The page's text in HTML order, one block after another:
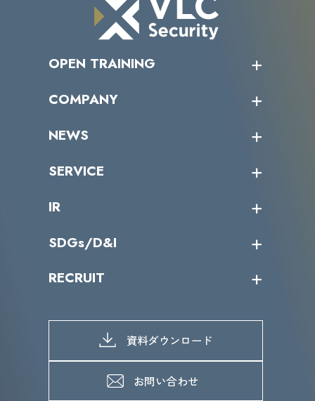
OPEN TRAINING
受講者の声
COMPANY
トップメッセージ
ミッション／ビジョン
パートナー企業一覧
NEWS
サイバーニュース
SERVICE
カテゴリー別サービス一覧
IR
IRカレンダー
IRライブラリー
よくあるご質問
SDGs/D&I
当グループのマテリアリティ
SDGs推進体制
D&Iの取り組み
RECRUIT
募集職種一覧
メッセージ
メンバーインタビュー
資料ダウンロード
お問い合わせ